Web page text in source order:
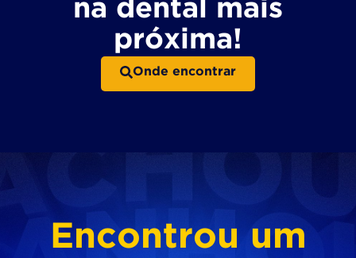
na dental mais
próxima!
Onde encontrar
Encontrou um